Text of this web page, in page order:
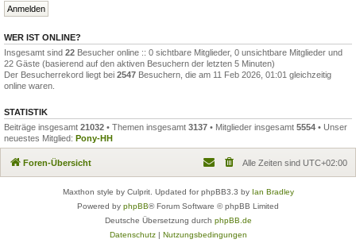
WER IST ONLINE?
Insgesamt sind 22 Besucher online :: 0 sichtbare Mitglieder, 0 unsichtbare Mitglieder und
22 Gäste (basierend auf den aktiven Besuchern der letzten 5 Minuten)
Der Besucherrekord liegt bei 2547 Besuchern, die am 11 Feb 2026, 01:01 gleichzeitig
online waren.
STATISTIK
Beiträge insgesamt 21032 • Themen insgesamt 3137 • Mitglieder insgesamt 5554 • Unser
neuestes Mitglied: Pony-HH
Foren-Übersicht Alle Zeiten sind UTC+02:00
Maxthon style by Culprit. Updated for phpBB3.3 by Ian Bradley
Powered by phpBB® Forum Software © phpBB Limited
Deutsche Übersetzung durch phpBB.de
Datenschutz| Nutzungsbedingungen